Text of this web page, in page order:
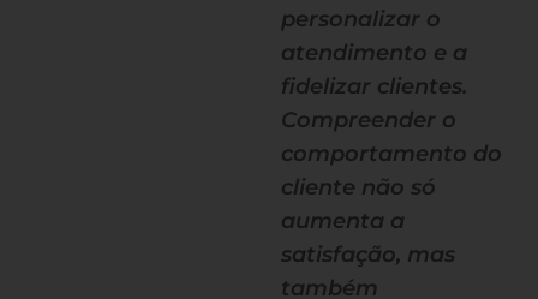
personalizar o
atendimento e a
fidelizar clientes.
Compreender o
comportamento do
cliente não só
aumenta a
satisfação, mas
também